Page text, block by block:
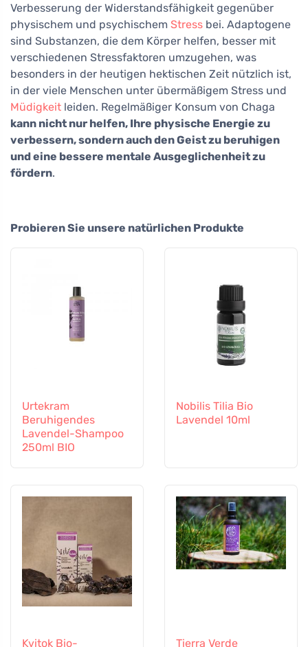
Verbesserung der Widerstandsfähigkeit gegenüber
physischem und psychischem Stress bei. Adaptogene
sind Substanzen, die dem Körper helfen, besser mit
verschiedenen Stressfaktoren umzugehen, was
besonders in der heutigen hektischen Zeit nützlich ist,
in der viele Menschen unter übermäßigem Stress und
Müdigkeit leiden. Regelmäßiger Konsum von Chaga
kann nicht nur helfen, Ihre physische Energie zu
verbessern, sondern auch den Geist zu beruhigen
und eine bessere mentale Ausgeglichenheit zu
fördern.
Probieren Sie unsere natürlichen Produkte
Urtekram
Beruhigendes
Lavendel-Shampoo
250ml BIO
Nobilis Tilia Bio
Lavendel 10ml
Kvitok Bio- Tierra Verde